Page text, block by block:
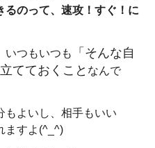
るのって、速攻！すぐ！に
いつもいつも
「そんな自
てておくこと なんで
もよいし、相手もいい
ますよ(^_^)